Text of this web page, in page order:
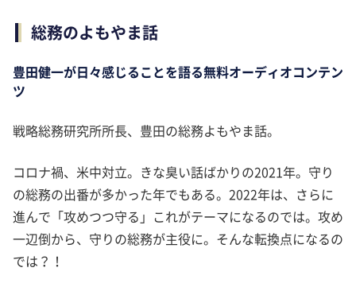
総務のよもやま話
豊田健一が日々感じることを語る無料オーディオコンテン
ツ
戦略総務研究所所長、豊田の総務よもやま話。
コロナ禍、米中対立。きな臭い話ばかりの2021年。守り
の総務の出番が多かった年でもある。2022年は、さらに
進んで「攻めつつ守る」これがテーマになるのでは。攻め
一辺倒から、守りの総務が主役に。そんな転換点になるの
では？！